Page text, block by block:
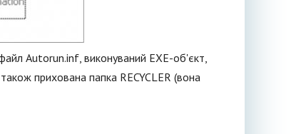
Autorun.inf, виконуваний EXE-об'єкт,
прихована папка RECYCLER (вона